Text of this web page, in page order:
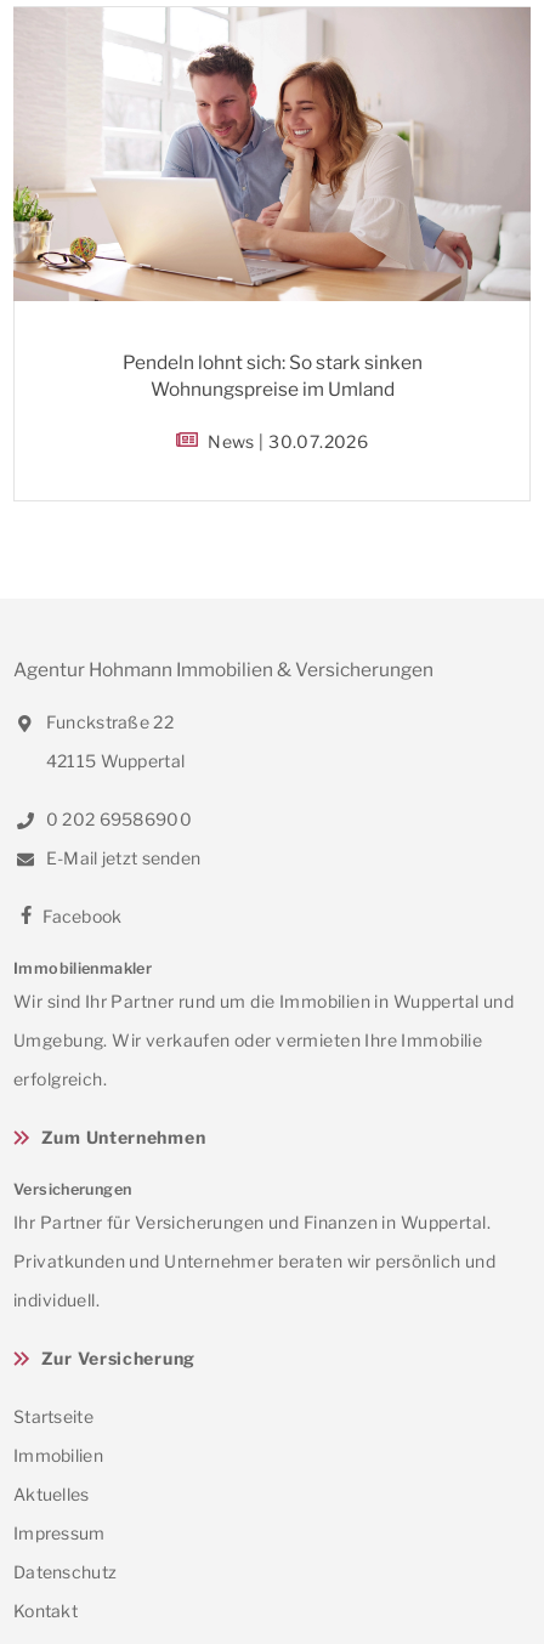
Pendeln lohnt sich: So stark sinken
Wohnungspreise im Umland
News | 30.07.2026
Agentur Hohmann Immobilien & Versicherungen
Funckstraße 22
42115 Wuppertal
0 202 69586900
E-Mail jetzt senden
Facebook
Immobilienmakler
Wir sind Ihr Partner rund um die Immobilien in Wuppertal und
Umgebung. Wir verkaufen oder vermieten Ihre Immobilie
erfolgreich.
Zum Unternehmen
Versicherungen
Ihr Partner für Versicherungen und Finanzen in Wuppertal.
Privatkunden und Unternehmer beraten wir persönlich und
individuell.
Zur Versicherung
Startseite
Immobilien
Aktuelles
Impressum
Datenschutz
Kontakt